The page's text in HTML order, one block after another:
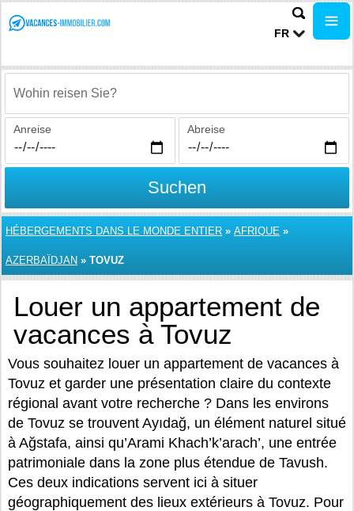
FR
Wohin reisen Sie?
Anreise Abreise
Suchen
HÉBERGEMENTS DANS LE MONDE ENTIER » AFRIQUE »
AZERBAÏDJAN » TOVUZ
Louer un appartement de
vacances à Tovuz
Vous souhaitez louer un appartement de vacances à
Tovuz et garder une présentation claire du contexte
régional avant votre recherche ? Dans les environs
de Tovuz se trouvent Ayıdağ, un élément naturel situé
à Ağstafa, ainsi qu’Arami Khach’k’arach’, une entrée
patrimoniale dans la zone plus étendue de Tavush.
Ces deux indications servent ici à situer
géographiquement des lieux extérieurs à Tovuz. Pour